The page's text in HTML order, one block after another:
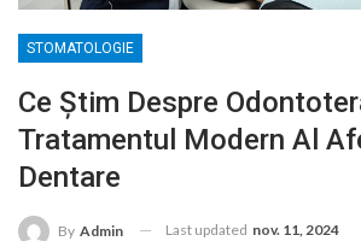
STOMATOLOGIE
Ce Știm Despre
Tratamentul Modern Al
Dentare
By Admin Last updated nov. 11, 2024